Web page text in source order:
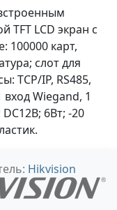
TFT LCD экран с
100000 карт,
слот для
TCP/IP, RS485,
Wiegand, 1
6Вт; -20
Hikvision